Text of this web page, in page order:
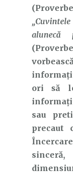
alunecă
ori să
sau
precaut